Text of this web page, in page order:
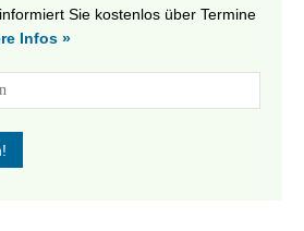
Sie kostenlos über Termine
Infos »